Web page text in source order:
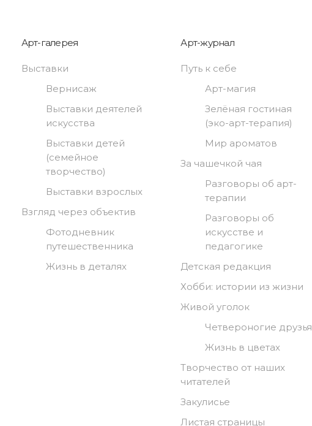
Арт-галерея
Выставки
Вернисаж
Выставки деятелей
искусства
Выставки детей
(семейное
творчество)
Выставки взрослых
Взгляд через объектив
Фотодневник
путешественника
Жизнь в деталях
Арт-журнал
Путь к себе
Арт-магия
Зелёная гостиная
(эко-арт-терапия)
Мир ароматов
За чашечкой чая
Разговоры об арт-
терапии
Разговоры об
искусстве и
педагогике
Детская редакция
Хобби: истории из жизни
Живой уголок
Четвероногие друзья
Жизнь в цветах
Творчество от наших
читателей
Закулисье
Листая страницы